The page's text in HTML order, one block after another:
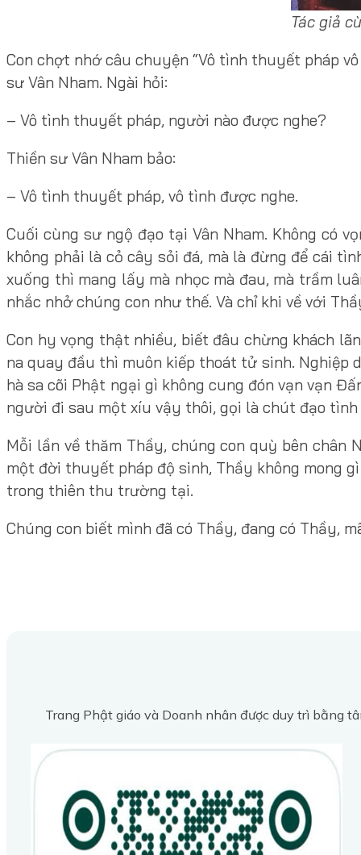
Tác giả
Con chợt nhớ câu chuyện “Vô tình thuyết pháp
sư Vân Nham. Ngài hỏi:
– Vô tình thuyết pháp, người nào được nghe?
Thiền sư Vân Nham bảo:
– Vô tình thuyết pháp, vô tình được nghe.
Cuối cùng sư ngộ đạo tại Vân Nham. Không có
không phải là cỏ cây sỏi đá, mà là đừng để cái
xuống thì mang lấy mà nhọc mà đau, mà trầm
nhắc nhở chúng con như thế. Và chỉ khi về với
Con hy vọng thật nhiều, biết đâu chừng khách
na quay đầu thì muôn kiếp thoát tử sinh. Nghiệp
hà sa cõi Phật ngại gì không cung đón vạn vạn
người đi sau một xíu vậy thôi, gọi là chút đạo
Mỗi lần về thăm Thầy, chúng con quỳ bên
một đời thuyết pháp độ sinh, Thầy không mong
trong thiên thu trường tại.
Chúng con biết mình đã có Thầy, đang có Thầy,
Trang Phật giáo và Doanh nhân được duy trì bằng